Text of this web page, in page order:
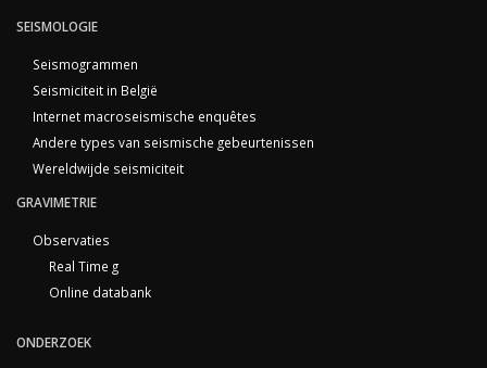
SEISMOLOGIE
Seismogrammen
Seismiciteit in België
Internet macroseismische enquêtes
Andere types van seismische gebeurtenissen
Wereldwijde seismiciteit
GRAVIMETRIE
Observaties
Real Time g
Online databank
ONDERZOEK